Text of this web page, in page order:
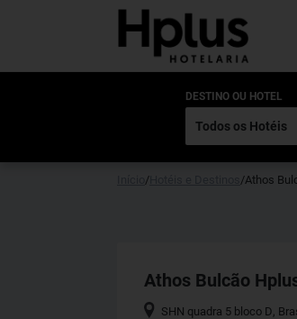
DESTINO OU HOTEL
/ /Athos
Athos Bulcão
SHN quadra 5 bloco D,